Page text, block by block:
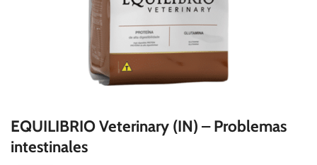
EQUILIBRIO Veterinary (IN) – Problemas
intestinales